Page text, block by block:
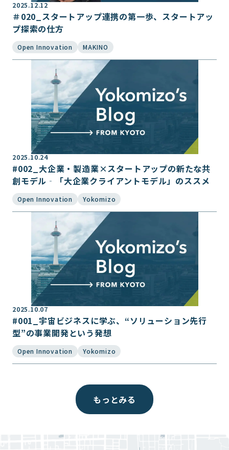
2025.12.12
＃020_スタートアップ連携の第一歩、スタートアッ
プ探索の仕方
Open Innovation MAKINO
2025.10.24
#002_大企業・製造業×スタートアップの新たな共
創モデル‐「大企業クライアントモデル」のススメ
Open Innovation Yokomizo
2025.10.07
#001_宇宙ビジネスに学ぶ、“ソリューション先行
型”の事業開発という発想
Open Innovation Yokomizo
もっとみる